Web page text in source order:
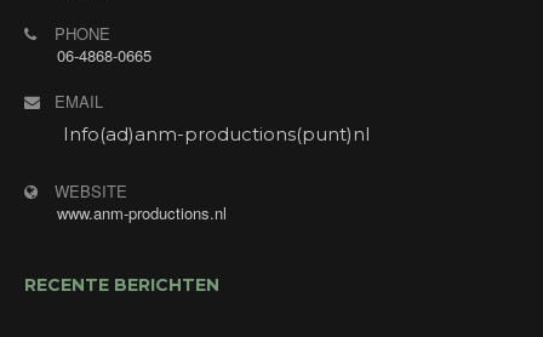
PHONE
06-4868-0665
EMAIL
Info(ad)anm-productions(punt)nl
WEBSITE
www.anm-productions.nl
RECENTE BERICHTEN